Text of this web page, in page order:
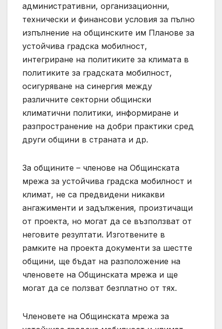
административни, организационни,
технически и финансови условия за пълно
изпълнение на общинските им Планове за
устойчива градска мобилност,
интегриране на политиките за климата в
политиките за градската мобилност,
осигуряване на синергия между
различните секторни общински
климатични политики, информиране и
разпространение на добри практики сред
други общини в страната и др.
За общините – членове на Общинската
мрежа за устойчива градска мобилност и
климат, не са предвидени никакви
ангажименти и задължения, произтичащи
от проекта, но могат да се възползват от
неговите резултати. Изготвените в
рамките на проекта документи за шестте
общини, ще бъдат на разположение на
членовете на Общинската мрежа и ще
могат да се ползват безплатно от тях.
Членовете на Общинската мрежа за